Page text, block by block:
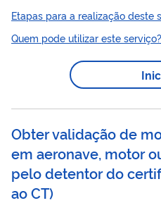
contratante da Organização de
OACI. Para obtenção da licença e/ou habilitação brasileira é
necessário que o profissional,
estrangeirade
Médico Aeronáutico (CMA)
experiência recente junto a...
Etapas para a realização deste
Quem pode utilizar este serviço?
Obter validação de
em aeronave, motor
pelo detentor do
ao CT)